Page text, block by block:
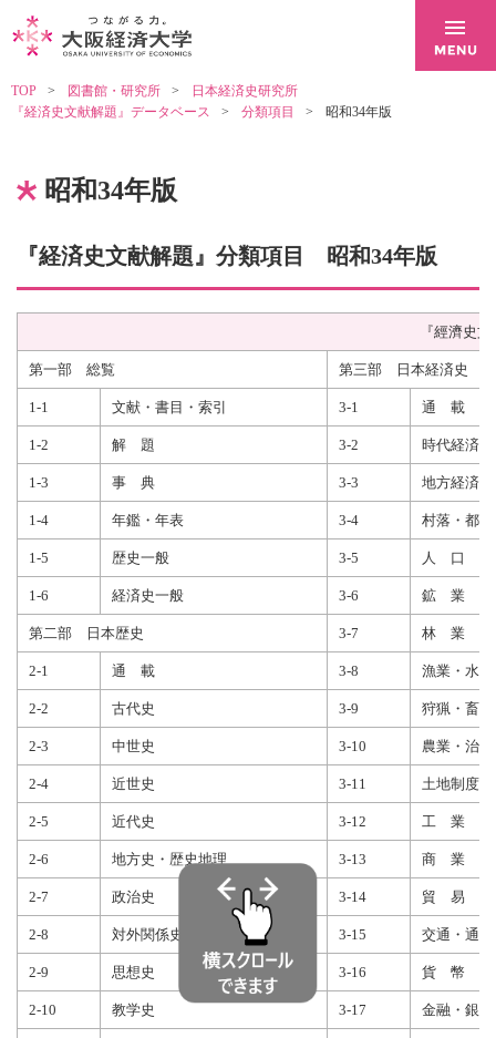
TOP 図書館・研究所
日本経済史研究所
『経済史文献解題』データベース
分類項目 昭和34年版
昭和34年版
『経済史文献解題』分類項目 昭和34年版
『經濟史
第一部 総覧 第三部 日本経済史
1-1 文献・書目・索引 3-1 通 載
1-2 解 題 3-2 時代経済史
1-3 事 典 3-3 地方経済史
1-4 年鑑・年表 3-4 村落・都市
1-5 歴史一般 3-5 人 口
1-6 経済史一般 3-6 鉱 業
第二部 日本歴史 3-7 林 業
2-1 通 載 3-8 漁業・水産
2-2 古代史 3-9 狩猟・畜産
2-3 中世史 3-10 農業・治水
2-4 近世史 3-11 土地制度
2-5 近代史 3-12 工 業
2-6 地方史・歴史地理 3-13 商 業
2-7 政治史 3-14 貿 易
2-8 対外関係史 3-15 交通・通信
2-9 思想史 3-16 貨 幣
2-10 教学史 3-17 金融・銀